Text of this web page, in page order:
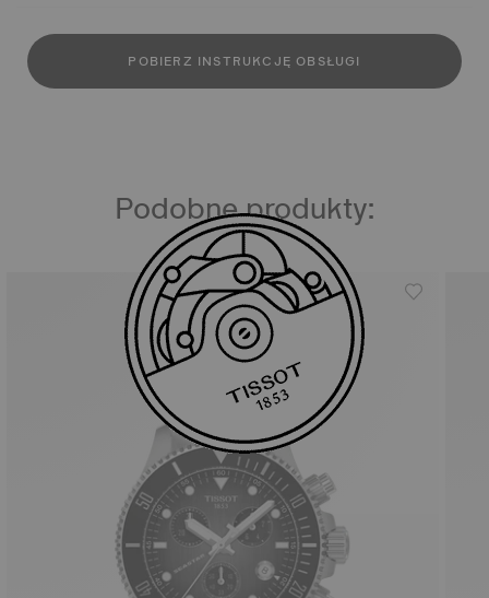
POBIERZ INSTRUKCJĘ OBSŁUGI
Podobne produkty: